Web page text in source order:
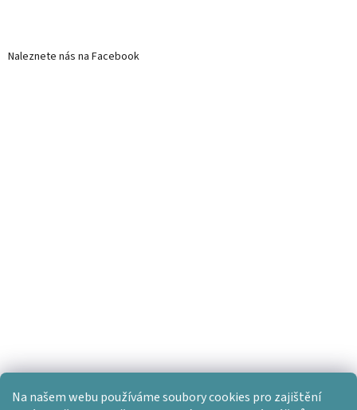
Na našem webu používáme soubory cookies pro zajištění
Naleznete nás na Facebook